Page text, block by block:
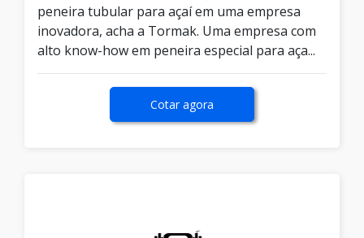
peneira tubular para açaí em uma empresa
inovadora, acha a Tormak. Uma empresa com
alto know-how em peneira especial para aça...
Cotar agora